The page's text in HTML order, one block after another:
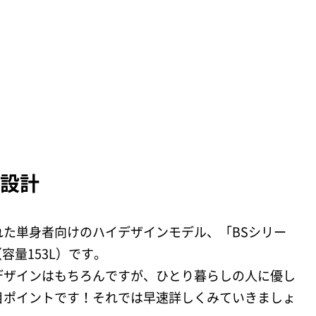
計
単身者向けのハイデザインモデル、「BSシリー
量153L）です。
インはもちろんですが、ひとり暮らしの人に優し
イントです！それでは早速詳しくみていきましょ